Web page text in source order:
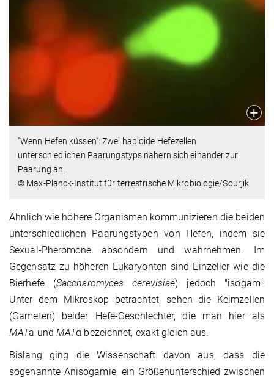
"Wenn Hefen küssen“: Zwei haploide Hefezellen
unterschiedlichen Paarungstyps nähern sich einander zur
Paarung an.
© Max-Planck-Institut für terrestrische Mikrobiologie/Sourjik
Ähnlich wie höhere Organismen kommunizieren die beiden
unterschiedlichen Paarungstypen von Hefen, indem sie
Sexual-Pheromone absondern und wahrnehmen. Im
Gegensatz zu höheren Eukaryonten sind Einzeller wie die
Bierhefe (Saccharomyces cerevisiae) jedoch "isogam":
Unter dem Mikroskop betrachtet, sehen die Keimzellen
(Gameten) beider Hefe-Geschlechter, die man hier als
MATa und MATα bezeichnet, exakt gleich aus.
Bislang ging die Wissenschaft davon aus, dass die
sogenannte Anisogamie, ein Größenunterschied zwischen